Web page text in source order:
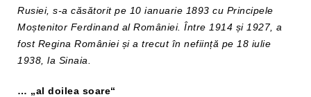
Rusiei, s-a căsătorit pe 10 ianuarie 1893 cu Principele
Moștenitor Ferdinand al României. Între 1914 și 1927, a
fost Regina României și a trecut în neființă pe 18 iulie
1938, la Sinaia.
… „al doilea soare“